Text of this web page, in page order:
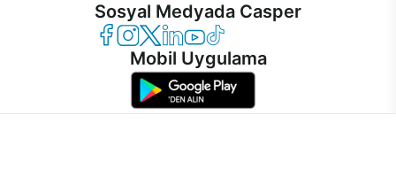
Sosyal Medyada Casper
Casper Facebook
Casper Instagram
Casper Twitter
Casper LinkedIn
Casper YouTube
Casper TikTok
Mobil Uygulama